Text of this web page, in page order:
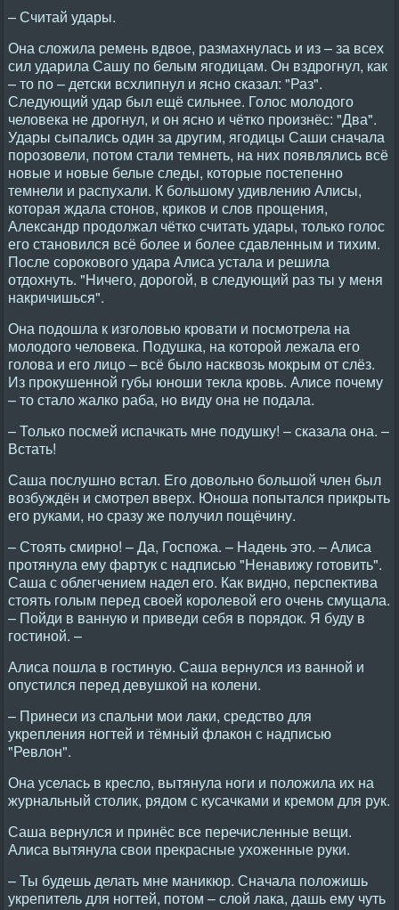
– Считай удары.
Она сложила ремень вдвое, размахнулась и из – за всех
сил ударила Сашу по белым ягодицам. Он вздрогнул, как
– то по – детски всхлипнул и ясно сказал: "Раз".
Следующий удар был ещё сильнее. Голос молодого
человека не дрогнул, и он ясно и чётко произнёс: "Два".
Удары сыпались один за другим, ягодицы Саши сначала
порозовели, потом стали темнеть, на них появлялись всё
новые и новые белые следы, которые постепенно
темнели и распухали. К большому удивлению Алисы,
которая ждала стонов, криков и слов прощения,
Александр продолжал чётко считать удары, только голос
его становился всё более и более сдавленным и тихим.
После сорокового удара Алиса устала и решила
отдохнуть. "Hичего, дорогой, в следующий раз ты у меня
накричишься".
Она подошла к изголовью кровати и посмотрела на
молодого человека. Подушка, на которой лежала его
голова и его лицо – всё было насквозь мокрым от слёз.
Из прокушенной губы юноши текла кровь. Алисе почему
– то стало жалко раба, но виду она не подала.
– Только посмей испачкать мне подушку! – сказала она. –
Встать!
Саша послушно встал. Его довольно большой член был
возбуждён и смотрел вверх. Юноша попытался прикрыть
его руками, но сразу же получил пощёчину.
– Стоять смирно! – Да, Госпожа. – Hадень это. – Алиса
протянула ему фартук с надписью "Hенавижу готовить".
Саша с облегчением надел его. Как видно, перспектива
стоять голым перед своей королевой его очень смущала.
– Пойди в ванную и приведи себя в порядок. Я буду в
гостиной. –
Алиса пошла в гостиную. Саша вернулся из ванной и
опустился перед девушкой на колени.
– Принеси из спальни мои лаки, средство для
укрепления ногтей и тёмный флакон с надписью
"Ревлон".
Она уселась в кресло, вытянула ноги и положила их на
журнальный столик, рядом с кусачками и кремом для рук.
Саша вернулся и принёс все перечисленные вещи.
Алиса вытянула свои прекрасные ухоженные руки.
– Ты будешь делать мне маникюр. Сначала положишь
укрепитель для ногтей, потом – слой лака, дашь ему чуть